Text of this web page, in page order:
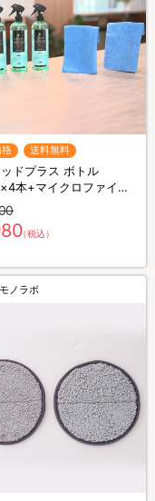
送料無料
ドプラス ボトル
本+マイクロファイバ
×2枚／防虫スプレー／
害虫忌避剤
（税込）
ノラボ